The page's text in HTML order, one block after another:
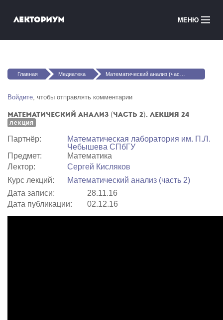
Лекториум МЕНЮ
Медиатека
Courses in English
Войти
Вы здесь
Главная Медиатека Математический анализ (часть 2). Лекция 24
Войдите, чтобы отправлять комментарии
Математический анализ (часть 2). Лекция 24
лекция
Партнёр:
Математичеcкая лаборатория им. П.Л.
Чебышева СПбГУ
Предмет:
Математика
Лектор:
Сергей Кисляков
Курс лекций:
Математический анализ (часть 2)
Дата записи:
28.11.16
Дата публикации:
02.12.16